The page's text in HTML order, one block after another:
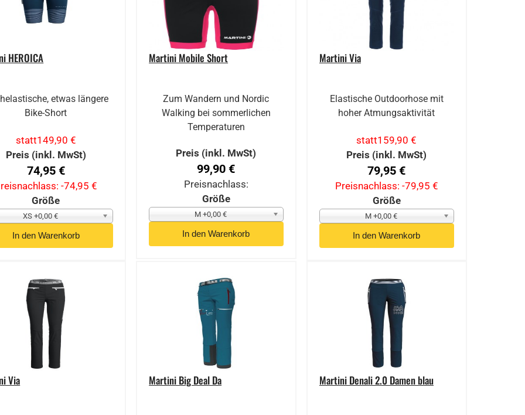
HEROICA
etwas längere
Bike-Short
statt149,90 €
Preis (inkl. MwSt)
74,95 €
-74,95 €
Größe
XS +0,00 €
Martini Mobile Short
Zum Wandern und Nordic
Walking bei sommerlichen
Temperaturen
Preis (inkl. MwSt)
99,90 €
Preisnachlass:
Größe
M +0,00 €
Martini Via
Elastische Outdoorhose mit
hoher Atmungsaktivität
statt159,90 €
Preis (inkl. MwSt)
79,95 €
Preisnachlass: -79,95 €
Größe
M +0,00 €
Via Martini Big Deal Da Martini Denali 2.0 Damen blau